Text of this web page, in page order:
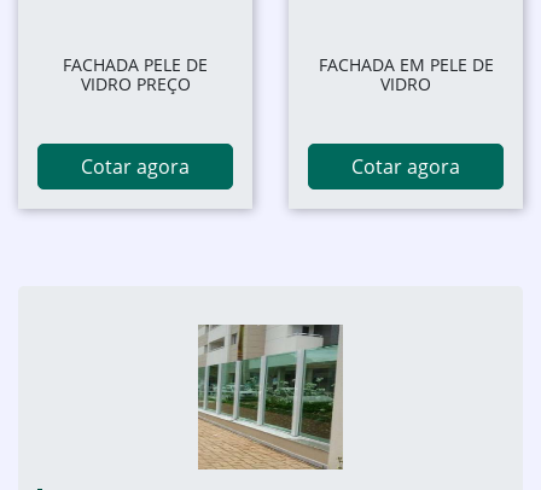
FACHADA PELE DE
VIDRO PREÇO
Cotar agora
FACHADA EM PELE DE
VIDRO
Cotar agora